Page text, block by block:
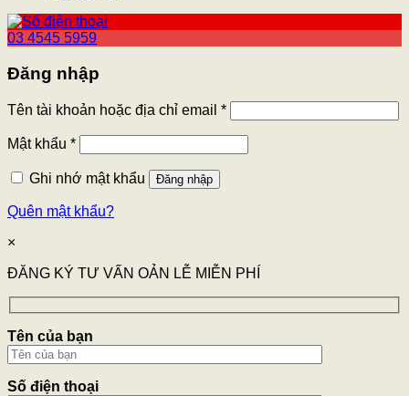
03 4545 5959
Đăng nhập
Tên tài khoản hoặc địa chỉ email *
Mật khẩu *
Ghi nhớ mật khẩu Đăng nhập
Quên mật khẩu?
×
ĐĂNG KÝ TƯ VẤN OẢN LỄ MIỄN PHÍ
Tên của bạn
Số điện thoại